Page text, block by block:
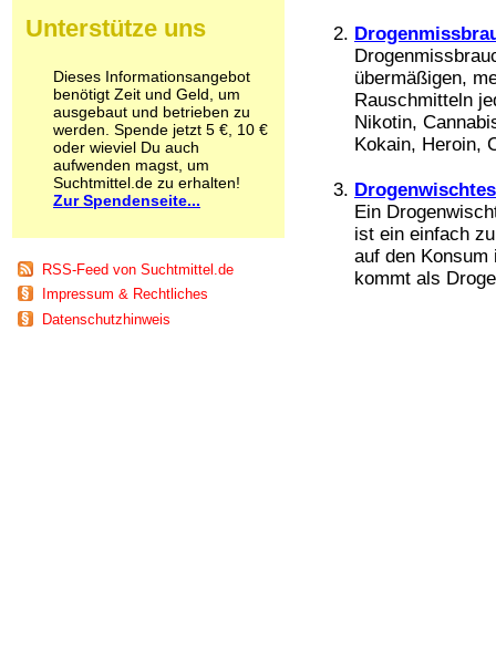
übermäßigen,
Rauschmitteln
Nikotin,
Kokain, Heroin,
Ein
ist ein einfach
auf den Konsum
kommt als
Pilze
Psychopharmaka
Schlafmittel
Schmerzmittel
Schnüffelstoffe
Spice
Sucht / Süchte
Alkoholsucht
Co-Abhängigkeit
Computersucht
Ess-Brechsucht
Essstörungen
Fernsehsucht
Unterstütze uns
Dieses Informationsangebot
benötigt Zeit und Geld, um
ausgebaut und betrieben zu
werden. Spende jetzt 5 €, 10 €
oder wieviel Du auch
aufwenden magst, um
Suchtmittel.de zu erhalten!
Zur Spendenseite...
RSS-Feed von Suchtmittel.de
Impressum & Rechtliches
Datenschutzhinweis